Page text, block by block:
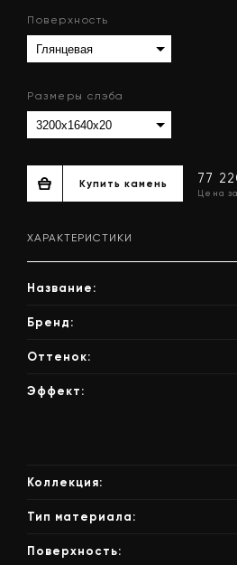
Поверхность
Размеры слэба
ХАРАКТЕРИСТИКИ
Название:
Бренд:
Оттенок:
Эффект:
Коллекция:
Тип материала:
Поверхность: